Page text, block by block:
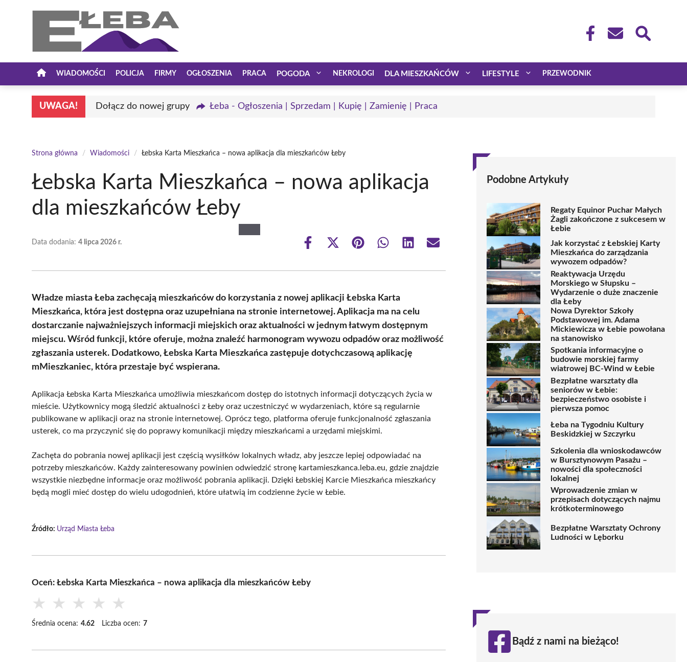
WIADOMOŚCI POLICJA FIRMY OGŁOSZENIA PRACA POGODA NEKROLOGI DLA MIESZKAŃCÓW LIFESTYLE PRZEWODNIK
UWAGA! Dołącz do nowej grupy Łeba - Ogłoszenia | Sprzedam | Kupię | Zamienię | Praca
Strona główna / Wiadomości / Łebska Karta Mieszkańca – nowa aplikacja dla mieszkańców Łeby
Łebska Karta Mieszkańca – nowa aplikacja
dla mieszkańców Łeby
Data dodania: 4 lipca 2026 r.
Share
Share
(Twitter)
Share Share Share Share
Władze miasta Łeba zachęcają mieszkańców do korzystania z nowej aplikacji Łebska Karta
Mieszkańca, która jest dostępna oraz uzupełniana na stronie internetowej. Aplikacja ma na celu
dostarczanie najważniejszych informacji miejskich oraz aktualności w jednym łatwym dostępnym
miejscu. Wśród funkcji, które oferuje, można znaleźć harmonogram wywozu odpadów oraz możliwość
zgłaszania usterek. Dodatkowo, Łebska Karta Mieszkańca zastępuje dotychczasową aplikację
mMieszkaniec, która przestaje być wspierana.
Aplikacja Łebska Karta Mieszkańca umożliwia mieszkańcom dostęp do istotnych informacji dotyczących życia w
mieście. Użytkownicy mogą śledzić aktualności z Łeby oraz uczestniczyć w wydarzeniach, które są regularnie
publikowane w aplikacji oraz na stronie internetowej. Oprócz tego, platforma oferuje funkcjonalność zgłaszania
usterek, co ma przyczynić się do poprawy komunikacji między mieszkańcami a urzędami miejskimi.
Zachęta do pobrania nowej aplikacji jest częścią wysiłków lokalnych władz, aby jeszcze lepiej odpowiadać na
potrzeby mieszkańców. Każdy zainteresowany powinien odwiedzić stronę kartamieszkanca.leba.eu, gdzie znajdzie
wszystkie niezbędne informacje oraz możliwość pobrania aplikacji. Dzięki Łebskiej Karcie Mieszkańca mieszkańcy
będą mogli mieć dostęp do wielu udogodnień, które ułatwią im codzienne życie w Łebie.
Źródło: Urząd Miasta Łeba
Oceń: Łebska Karta Mieszkańca – nowa aplikacja dla mieszkańców Łeby
★ ★ ★ ★ ★
Średnia ocena: 4.62 Liczba ocen: 7
Podobne Artykuły
Regaty Equinor Puchar Małych
Żagli zakończone z sukcesem w
Łebie
Jak korzystać z Łebskiej Karty
Mieszkańca do zarządzania
wywozem odpadów?
Reaktywacja Urzędu
Morskiego w Słupsku –
Wydarzenie o duże znaczenie
dla Łeby
Nowa Dyrektor Szkoły
Podstawowej im. Adama
Mickiewicza w Łebie powołana
na stanowisko
Spotkania informacyjne o
budowie morskiej farmy
wiatrowej BC-Wind w Łebie
Bezpłatne warsztaty dla
seniorów w Łebie:
bezpieczeństwo osobiste i
pierwsza pomoc
Łeba na Tygodniu Kultury
Beskidzkiej w Szczyrku
Szkolenia dla wnioskodawców
w Bursztynowym Pasażu –
nowości dla społeczności
lokalnej
Wprowadzenie zmian w
przepisach dotyczących najmu
krótkoterminowego
Bezpłatne Warsztaty Ochrony
Ludności w Lęborku
Bądź z nami na bieżąco!